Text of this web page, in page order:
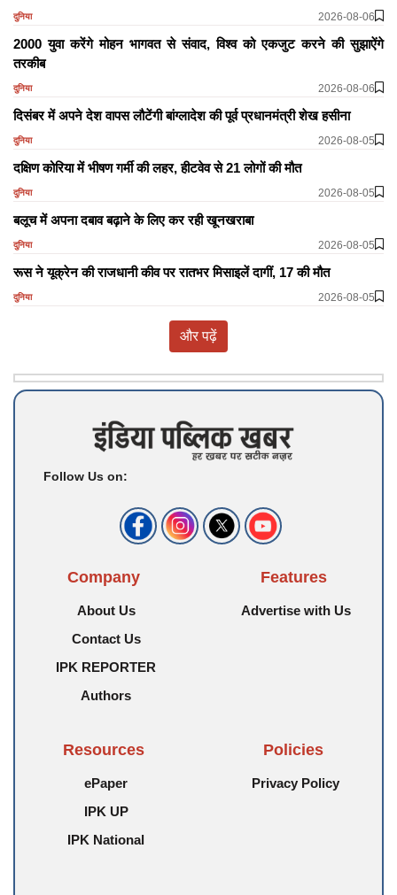
दुनिया 2026-08-06
2000 युवा करेंगे मोहन भागवत से संवाद, विश्व को एकजुट करने की सुझाऐंगे
तरकीब
दुनिया 2026-08-06
दिसंबर में अपने देश वापस लौटेंगी बांग्लादेश की पूर्व प्रधानमंत्री शेख हसीना
दुनिया 2026-08-05
दक्षिण कोरिया में भीषण गर्मी की लहर, हीटवेव से 21 लोगों की मौत
दुनिया 2026-08-05
बलूच में अपना दबाव बढ़ाने के लिए कर रही खूनखराबा
दुनिया 2026-08-05
रूस ने यूक्रेन की राजधानी कीव पर रातभर मिसाइलें दागीं, 17 की मौत
दुनिया 2026-08-05
और पढ़ें
Follow Us on:
Company
About Us
Contact Us
IPK REPORTER
Authors
Features
Advertise with Us
Resources
ePaper
IPK UP
IPK National
Policies
Privacy Policy